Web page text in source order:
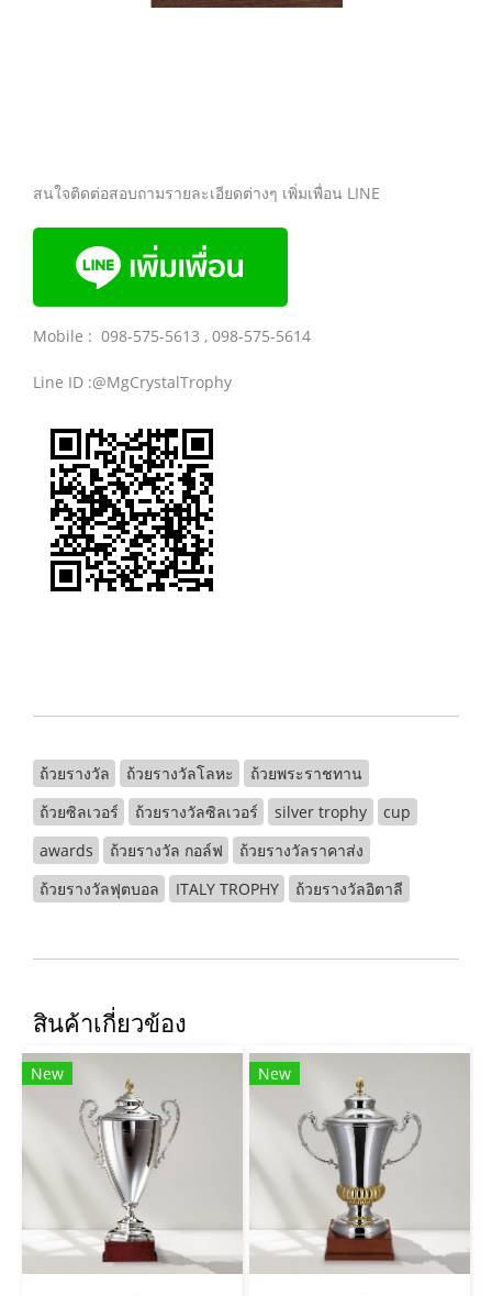
สนใจติดต่อสอบถามรายละเอียดต่างๆ เพิ่มเพื่อน LINE
Mobile : 098-575-5613 , 098-575-5614
Line ID :@MgCrystalTrophy
ถ้วยรางวัล ถ้วยรางวัลโลหะ
ถ้วยพระราชทาน
ถ้วยซิลเวอร์
ถ้วยรางวัลซิลเวอร์ silver trophy
cup
awards
ถ้วยรางวัล กอล์ฟ
ถ้วยรางวัลราคาส่ง
ถ้วยรางวัลฟุตบอล
ITALY TROPHY ถ้วยรางวัลอิตาลี
สินค้าเกี่ยวข้อง
New New